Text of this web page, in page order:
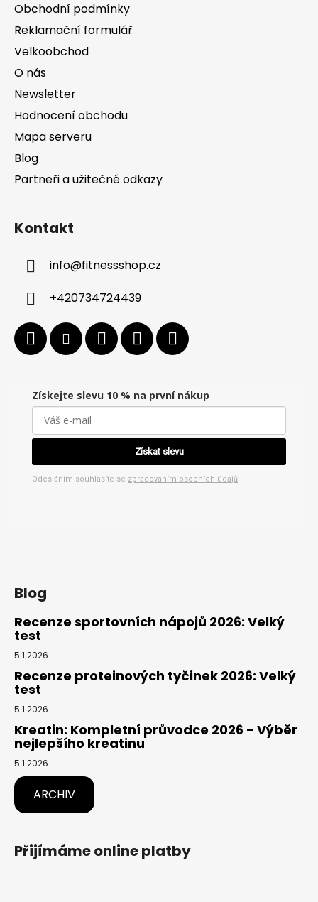
Obchodní podmínky
Reklamační formulář
Velkoobchod
O nás
Newsletter
Hodnocení obchodu
Mapa serveru
Blog
Partneři a užitečné odkazy
Kontakt
info@fitnessshop.cz
+420734724439
Získejte slevu 10 % na první nákup
Získat slevu
Odesláním souhlasíte se zpracováním osobních údajů.
Blog
Recenze sportovních nápojů 2026: Velký
test
5.1.2026
Recenze proteinových tyčinek 2026: Velký
test
5.1.2026
Kreatin: Kompletní průvodce 2026 - Výběr
nejlepšího kreatinu
5.1.2026
ARCHIV
Přijímáme online platby